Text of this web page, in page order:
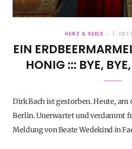
HERZ & SEELE 1.
EIN
HONIG ::: BYE,
Dirk Bach ist gestorben. Heute, am
Berlin. Unerwartet und verdammt
Meldung von Beate Wedekind in